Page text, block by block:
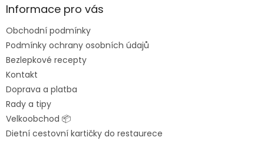
aInformace pro vás
Obchodní podmínky
Podmínky ochrany osobních údajů
Bezlepkové recepty
Kontakt
Doprava a platba
Rady a tipy
Velkoobchod 📦
Dietní cestovní kartičky do restaurece